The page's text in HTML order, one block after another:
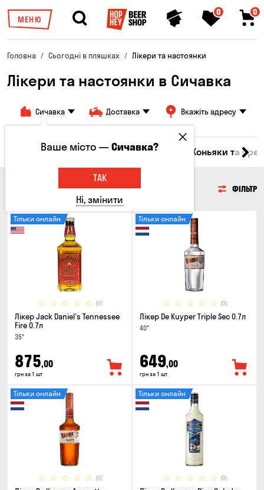
МЕНЮ
0 0
Головна Сьогодні в пляшках Лікери та настоянки
Лікери та настоянки в Сичавка
Сичавка Доставка Вкажіть адресу
Соджу Лікери та настоянки Коньяки та
ЛІКЕРИ ТА НАСТОЯНКИ ФІЛЬТР
(0)
Тільки онлайн
Лікер Jack Daniel's Tennessee
Fire 0.7л
35°
875,00
грн за 1 шт
(0)
Тільки онлайн
Лікер De Kuyper Triple Sec 0.7л
40°
649,00
грн за 1 шт
(0)
Тільки онлайн
(0)
Тільки онлайн
Ваше місто —Сичавка?
ТАК
Ні, змінити